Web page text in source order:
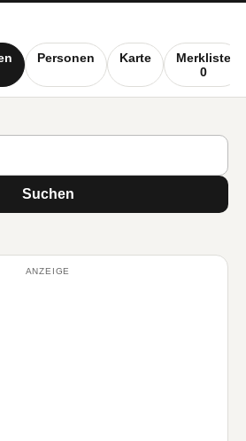
Personen Karte
Merkliste
0
Suchen
ANZEIGE